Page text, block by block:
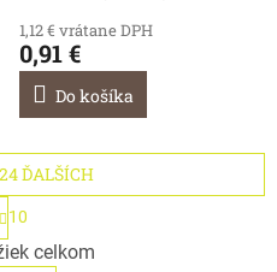
1,12 € vrátane DPH
0,91 €
Do košíka
O
v
ĎALŠÍCH
S
t
r
á
10
celkom